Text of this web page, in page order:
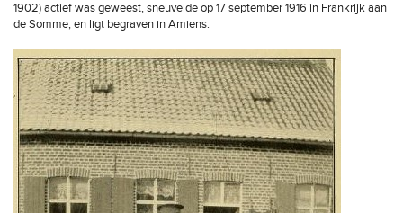
1902) actief was geweest, sneuvelde op 17 september 1916 in Frankrijk aan
de Somme, en ligt begraven in Amiens.